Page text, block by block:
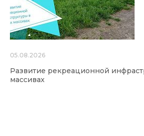
05.08.2026
Развитие рекреационной
массивах